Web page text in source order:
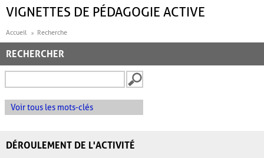
VIGNETTES DE PÉDAGOGIE ACTIVE
Accueil Recherche
RECHERCHER
Voir tous les mots-clés
DÉROULEMENT DE L'ACTIVITÉ